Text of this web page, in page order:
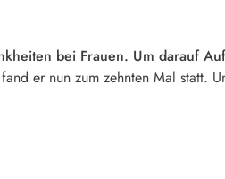
bei Frauen. Um darauf
er nun zum zehnten Mal statt.